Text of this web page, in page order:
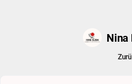
Nina